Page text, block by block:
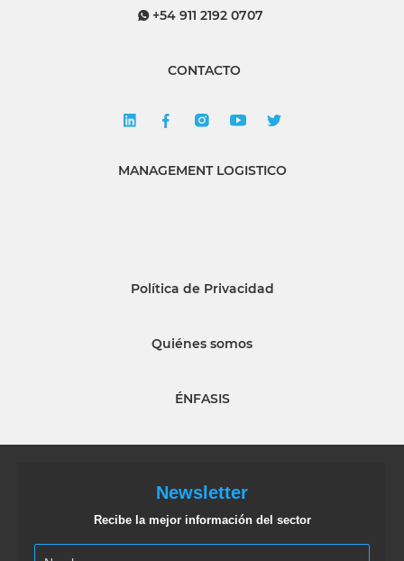
+54 911 2192 0707
CONTACTO
MANAGEMENT LOGISTICO
Política de Privacidad
Quiénes somos
ÉNFASIS
Newsletter
Recibe la mejor información del sector